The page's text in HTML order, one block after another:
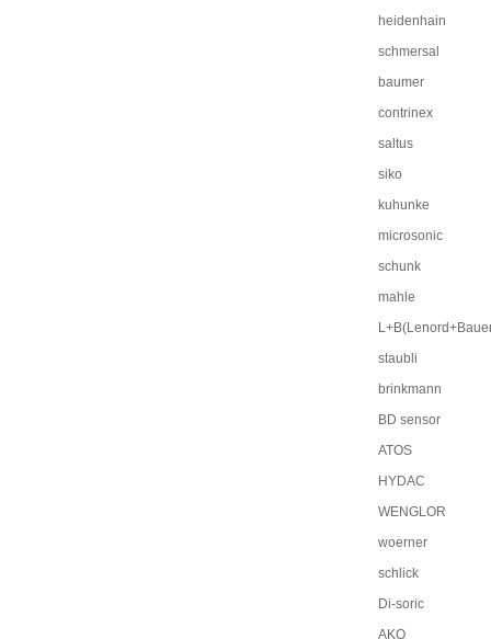
heidenhain
schmersal
baumer
contrinex
saltus
siko
kuhunke
microsonic
schunk
mahle
staubli
brinkmann
BD sensor
ATOS
HYDAC
WENGLOR
woerner
schlick
Di-soric
AKO